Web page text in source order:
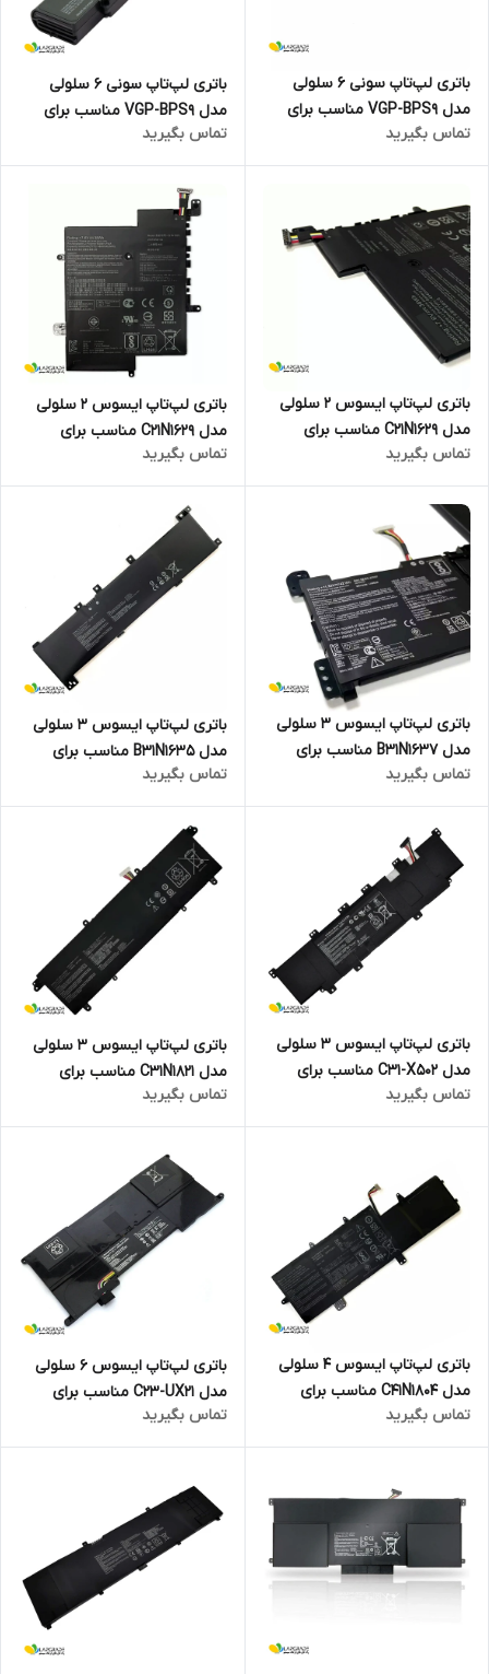
باتری لپ‌تاپ سونی 6 سلولی
مدل VGP-BPS9 مناسب برای
لپ‌تاپ Sony Vaio VGN-NR
تماس بگیرید
باتری لپ‌تاپ سونی 6 سلولی
مدل VGP-BPS9 مناسب برای
لپ‌تاپ Sony Vaio VGN-AR
تماس بگیرید
باتری لپ‌تاپ ایسوس 2 سلولی
مدل C21N1629 مناسب برای
لپ‌تاپ Asus VivoBook E12
E203NA
تماس بگیرید
باتری لپ‌تاپ ایسوس 2 سلولی
مدل C21N1629 مناسب برای
لپ‌تاپ Asus VivoBook E12
E203MA
تماس بگیرید
باتری لپ‌تاپ ایسوس 3 سلولی
مدل B31N1637 مناسب برای
لپ‌تاپ Asus VivoBook X510
تماس بگیرید
باتری لپ‌تاپ ایسوس 3 سلولی
مدل B31N1635 مناسب برای
لپ‌تاپ Asus VivoBook X705UA
تماس بگیرید
باتری لپ‌تاپ ایسوس 3 سلولی
مدل C31-X502 مناسب برای
لپ‌تاپ Asus VivoBook X502
تماس بگیرید
باتری لپ‌تاپ ایسوس 3 سلولی
مدل C31N1821 مناسب برای
لپ‌تاپ ASUS ZenBook S13
UX392
تماس بگیرید
باتری لپ‌تاپ ایسوس 4 سلولی
مدل C41N1804 مناسب برای
لپ‌تاپ Asus ZenBook Pro 14
UX480
تماس بگیرید
باتری لپ‌تاپ ایسوس 6 سلولی
مدل C23-UX21 مناسب برای
لپ‌تاپ Asus ZenBook UX21
تماس بگیرید